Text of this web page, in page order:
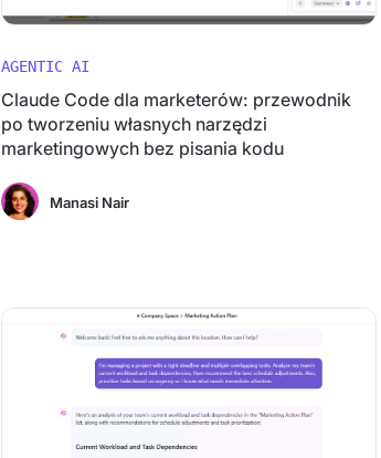
AGENTIC AI
Claude Code dla marketerów: przewodnik
po tworzeniu własnych narzędzi
marketingowych bez pisania kodu
Manasi Nair